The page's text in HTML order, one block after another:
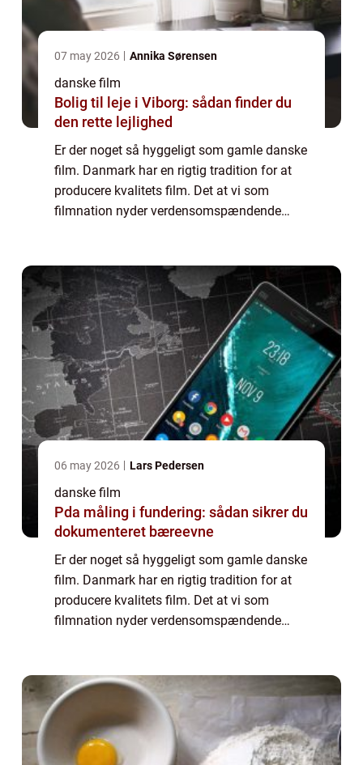
07 may 2026 Annika Sørensen
danske film
Bolig til leje i Viborg: sådan finder du
den rette lejlighed
Er der noget så hyggeligt som gamle danske
film. Danmark har en rigtig tradition for at
producere kvalitets film. Det at vi som
filmnation nyder verdensomspændende
06 may 2026 Lars Pedersen
danske film
Pda måling i fundering: sådan sikrer du
dokumenteret bæreevne
Er der noget så hyggeligt som gamle danske
film. Danmark har en rigtig tradition for at
producere kvalitets film. Det at vi som
filmnation nyder verdensomspændende